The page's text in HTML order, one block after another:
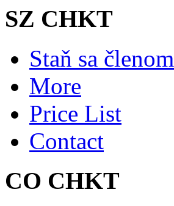
SZ CHKT
Staň sa členom
More
Price List
Contact
CO CHKT